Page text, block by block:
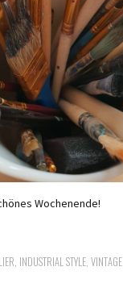
Wochenende!
, INDUSTRIAL STYLE, VINTAGE